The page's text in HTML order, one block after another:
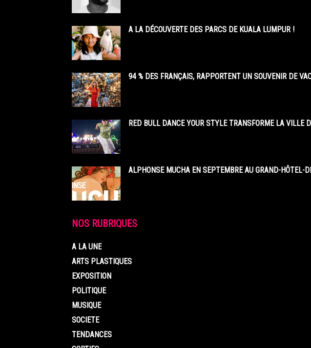
A LA DÉCOUVERTE DES PARCS DE KUALA LUMPUR !
94 % DES FRANÇAIS, RAPPORTENT UN SOUVENIR DE
RED BULL DANCE YOUR STYLE TRANSFORME LA
ALPHONSE MUCHA EN SEPTEMBRE AU GRAND-HÔTEL-
NOS RUBRIQUES
A LA UNE
ARTS PLASTIQUES
EXPOSITION
POLITIQUE
MUSIQUE
SOCIETE
TENDANCES